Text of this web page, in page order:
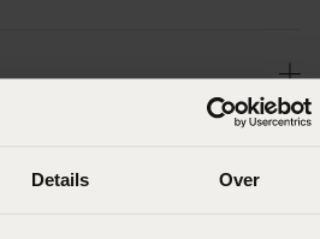
Details Over